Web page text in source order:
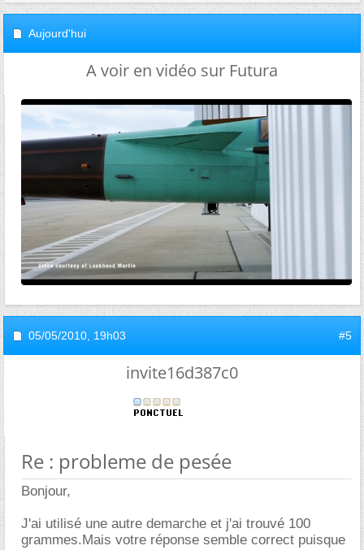
Aujourd'hui
A voir en vidéo sur Futura
05/05/2010, 19h03 #5
invite16d387c0
Re : probleme de pesée
Bonjour,
J'ai utilisé une autre demarche et j'ai trouvé 100
grammes.Mais votre réponse semble correct puisque